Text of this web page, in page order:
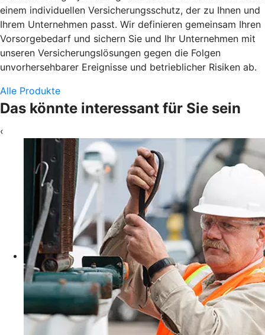
einem individuellen Versicherungsschutz, der zu Ihnen und
Ihrem Unternehmen passt. Wir definieren gemeinsam Ihren
Vorsorgebedarf und sichern Sie und Ihr Unternehmen mit
unseren Versicherungslösungen gegen die Folgen
unvorhersehbarer Ereignisse und betrieblicher Risiken ab.
Alle Produkte
Das könnte interessant für Sie sein
‹